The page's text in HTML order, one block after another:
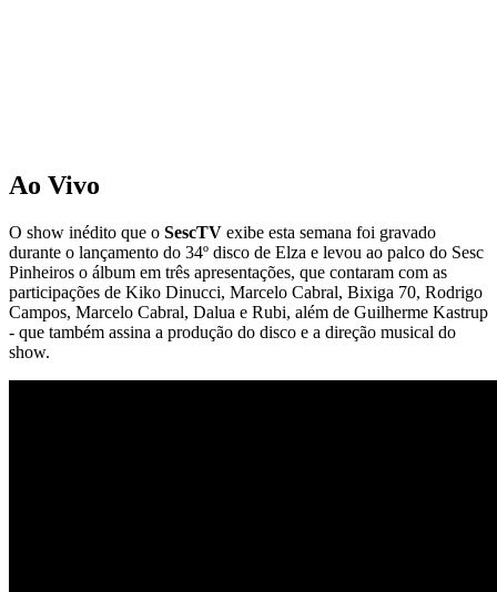
Ao Vivo
O show inédito que o SescTV exibe esta semana foi gravado
durante o lançamento do 34º disco de Elza e levou ao palco do Sesc
Pinheiros o álbum em três apresentações, que contaram com as
participações de Kiko Dinucci, Marcelo Cabral, Bixiga 70, Rodrigo
Campos, Marcelo Cabral, Dalua e Rubi, além de Guilherme Kastrup
- que também assina a produção do disco e a direção musical do
show.